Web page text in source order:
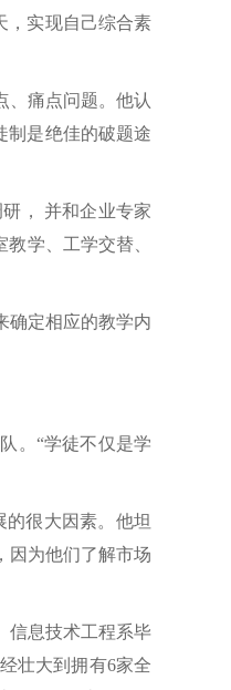
，实现自己综合素
、痛点问题。他认
制是绝佳的破题途
，
并和企业专家
教学、工学交替、
确定相应的教学内
。“学徒不仅是学
很大因素。他坦
因为他们了解市场
信息技术工程系毕
壮大到拥有6家全